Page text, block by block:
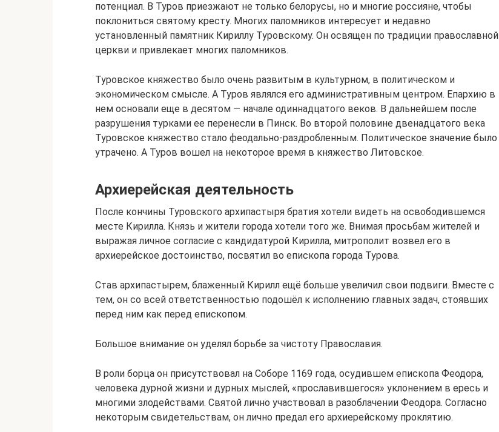
потенциал. В Туров приезжают не только белорусы, но и многие россияне, чтобы
поклониться святому кресту. Многих паломников интересует и недавно
установленный памятник Кириллу Туровскому. Он освящен по традиции православной
церкви и привлекает многих паломников.
Туровское княжество было очень развитым в культурном, в политическом и
экономическом смысле. А Туров являлся его административным центром. Епархию в
нем основали еще в десятом — начале одиннадцатого веков. В дальнейшем после
разрушения турками ее перенесли в Пинск. Во второй половине двенадцатого века
Туровское княжество стало феодально-раздробленным. Политическое значение было
утрачено. А Туров вошел на некоторое время в княжество Литовское.
Архиерейская деятельность
После кончины Туровского архипастыря братия хотели видеть на освободившемся
месте Кирилла. Князь и жители города хотели того же. Внимая просьбам жителей и
выражая личное согласие с кандидатурой Кирилла, митрополит возвел его в
архиерейское достоинство, посвятил во епископа города Турова.
Став архипастырем, блаженный Кирилл ещё больше увеличил свои подвиги. Вместе с
тем, он со всей ответственностью подошёл к исполнению главных задач, стоявших
перед ним как перед епископом.
Большое внимание он уделял борьбе за чистоту Православия.
В роли борца он присутствовал на Соборе 1169 года, осудившем епископа Феодора,
человека дурной жизни и дурных мыслей, «прославившегося» уклонением в ересь и
многими злодействами. Святой лично участвовал в разоблачении Феодора. Согласно
некоторым свидетельствам, он лично предал его архиерейскому проклятию.